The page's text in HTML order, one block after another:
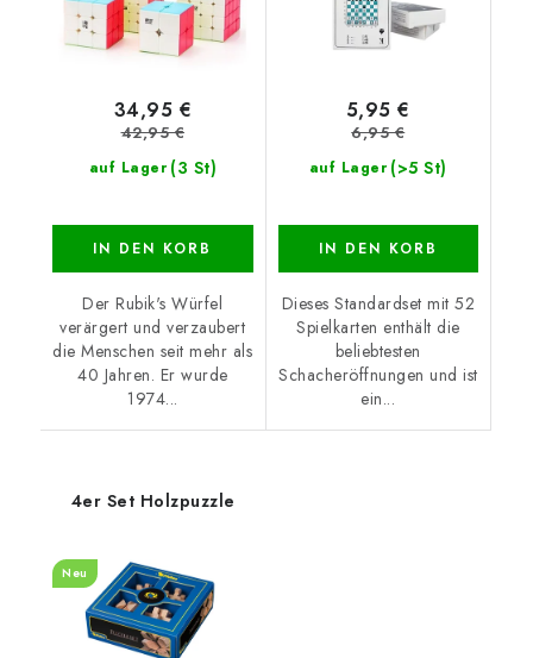
auf Lager (3 St)
34,95 €
42,95 €
IN DEN KORB
Der Rubik's Würfel
verärgert und verzaubert
die Menschen seit mehr als
40 Jahren. Er wurde
1974...
auf Lager (>5 St)
5,95 €
6,95 €
IN DEN KORB
Dieses Standardset mit 52
Spielkarten enthält die
beliebtesten
Schacheröffnungen und ist
ein...
4er Set Holzpuzzle
Neu